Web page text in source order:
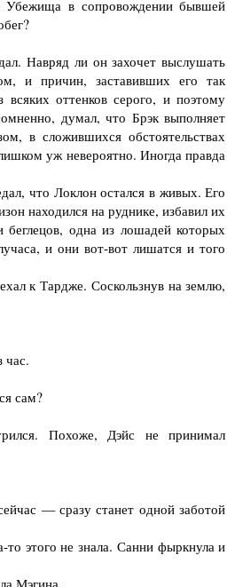
Убежища в сопровождении бывшей
Навряд ли он захочет выслушать
и причин, заставивших его так
оттенков серого, и поэтому
думал, что Брэк выполняет
в сложившихся обстоятельствах
уж невероятно. Иногда правда
что Локлон остался в живых. Его
находился на руднике, избавил их
одна из лошадей которых
и они вот-вот лишатся и того
к Тардже. Соскользнув на землю,
час.
сам?
Похоже, Дэйс не принимал
— сразу станет одной заботой
этого не знала. Санни фыркнула и
Мэгина.